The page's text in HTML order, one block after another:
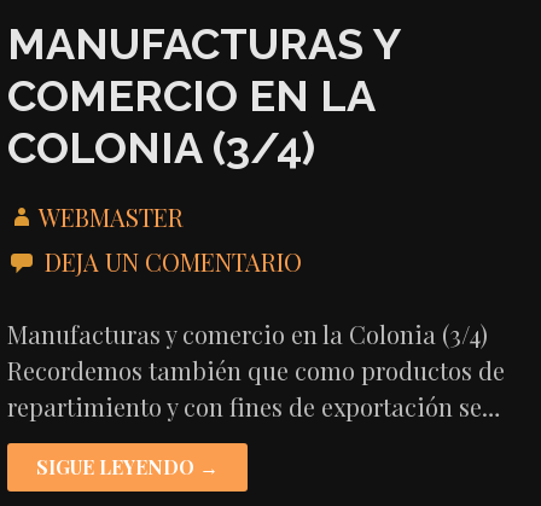
MANUFACTURAS Y
COMERCIO EN LA
COLONIA (3/4)
WEBMASTER
DEJA UN COMENTARIO
Manufacturas y comercio en la Colonia (3/4)
Recordemos también que como productos de
repartimiento y con fines de exportación se…
SIGUE LEYENDO →